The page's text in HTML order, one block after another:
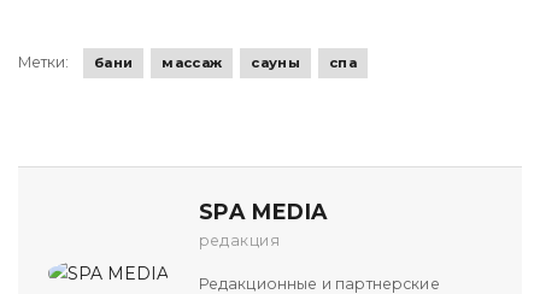
Метки: бани массаж сауны спа
SPA MEDIA
редакция
Редакционные и партнерские